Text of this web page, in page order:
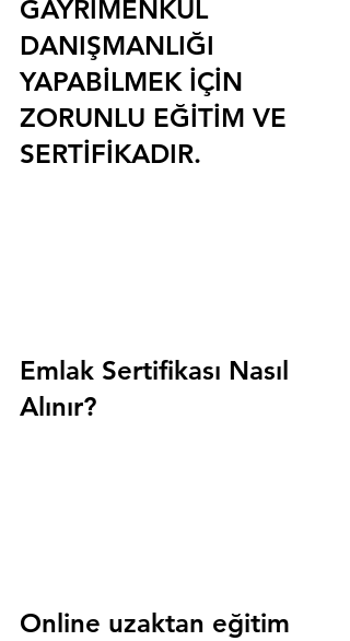
GAYRİMENKUL
DANIŞMANLIĞI
YAPABİLMEK İÇİN
ZORUNLU EĞİTİM VE
SERTİFİKADIR.
Emlak Sertifikası Nasıl
Alınır?
Online uzaktan eğitim